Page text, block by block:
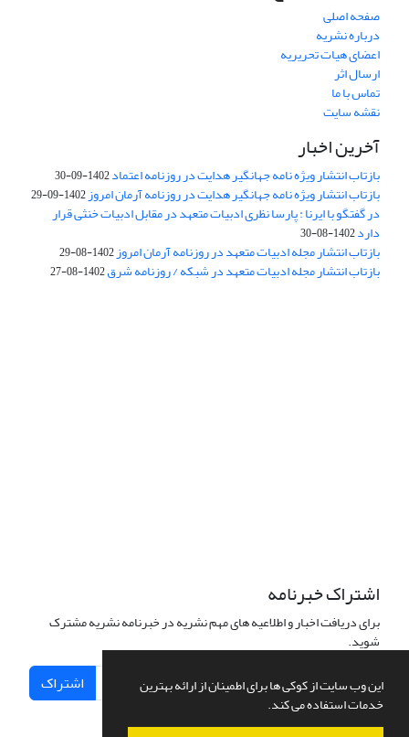
این وب سایت از کوکی ها برای اطمینان از ارائه بهترین
خدمات استفاده می کند.
صفحه اصلی
درباره نشریه
اعضای هیات تحریریه
ارسال اثر
تماس با ما
نقشه سایت
آخرین اخبار
بازتاب انتشار ویژه نامه جهانگیر هدایت در روزنامه اعتماد1402-09-30
بازتاب انتشار ویژه نامه جهانگیر هدایت در روزنامه آرمان امروز1402-09-29
در گفتگو با ایرنا : پارسا نظری ادبیات متعهد در مقابل ادبیات خنثی قرار
دارد1402-08-30
بازتاب انتشار مجله ادبیات متعهد در روزنامه آرمان امروز1402-08-29
بازتاب انتشار مجله ادبیات متعهد در شبکه / روزنامه شرق1402-08-27
اشتراک خبرنامه
برای دریافت اخبار و اطلاعیه های مهم نشریه در خبرنامه نشریه مشترک
شوید.
اشتراک